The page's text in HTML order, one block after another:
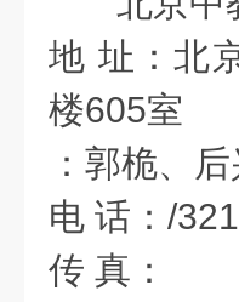
地 址：北
楼605室
：郭桅、
电 话：/
传 真：